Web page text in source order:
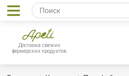
Доставка свежих
фермерских продуктов